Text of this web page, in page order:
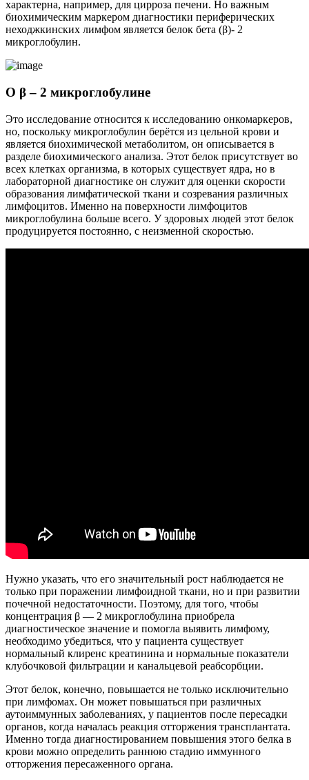
характерна, например, для цирроза печени. Но важным
биохимическим маркером диагностики периферических
неходжкинских лимфом является белок бета (β)- 2
микроглобулин.
О β – 2 микроглобулине
Это исследование относится к исследованию онкомаркеров,
но, поскольку микроглобулин берётся из цельной крови и
является биохимической метаболитом, он описывается в
разделе биохимического анализа. Этот белок присутствует во
всех клетках организма, в которых существует ядра, но в
лабораторной диагностике он служит для оценки скорости
образования лимфатической ткани и созревания различных
лимфоцитов. Именно на поверхности лимфоцитов
микроглобулина больше всего. У здоровых людей этот белок
продуцируется постоянно, с неизменной скоростью.
Нужно указать, что его значительный рост наблюдается не
только при поражении лимфоидной ткани, но и при развитии
почечной недостаточности. Поэтому, для того, чтобы
концентрация β — 2 микроглобулина приобрела
диагностическое значение и помогла выявить лимфому,
необходимо убедиться, что у пациента существует
нормальный клиренс креатинина и нормальные показатели
клубочковой фильтрации и канальцевой реабсорбции.
Этот белок, конечно, повышается не только исключительно
при лимфомах. Он может повышаться при различных
аутоиммунных заболеваниях, у пациентов после пересадки
органов, когда началась реакция отторжения трансплантата.
Именно тогда диагностированием повышения этого белка в
крови можно определить раннюю стадию иммунного
отторжения пересаженного органа.